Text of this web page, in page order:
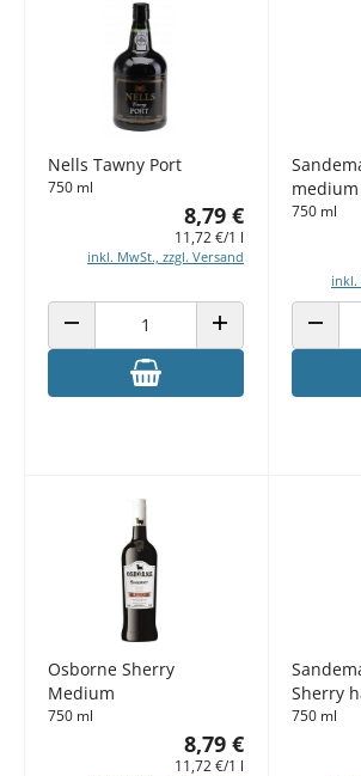
Nells Tawny Port
750 ml
8,79 €
11,72 €/1 l
inkl. MwSt., zzgl. Versand
ANZAHL VERRINGERN ANZAHL ERHÖHEN
750 ml
inkl.
Osborne Sherry
Medium
750 ml
8,79 €
11,72 €/1 l
Sherry
750 ml